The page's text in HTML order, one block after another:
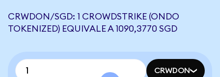
CRWDON/SGD: 1 CROWDSTRIKE (ONDO
TOKENIZED) EQUIVALE A 1090,3770 SGD
CRWDON